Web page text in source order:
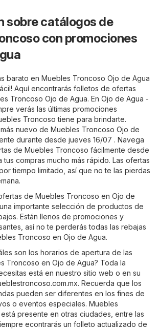
sobre catálogos de
con promociones
barato en Muebles Troncoso Ojo de Agua
Aquí encontrarás folletos de ofertas
Troncoso Ojo de Agua. En Ojo de Agua -
verás las últimas promociones
Troncoso tiene para brindarte.
nuevo de Muebles Troncoso Ojo de
durante desde jueves 16/07 . Navega
de Muebles Troncoso fácilmente desde
tus compras mucho más rápido. Las ofertas
tiempo limitado, así que no te las pierdas
de Muebles Troncoso en Ojo de
importante selección de productos de
Están llenos de promociones y
así no te perderás todas las rebajas
Troncoso en Ojo de Agua.
son los horarios de apertura de las
Troncoso en Ojo de Agua? Toda la
está en nuestro sitio web o en su
. Recuerda que los
pueden ser diferentes en los fines de
o eventos especiales. Muebles
presente en otras ciudades, entre las
econtrarás un folleto actualizado de